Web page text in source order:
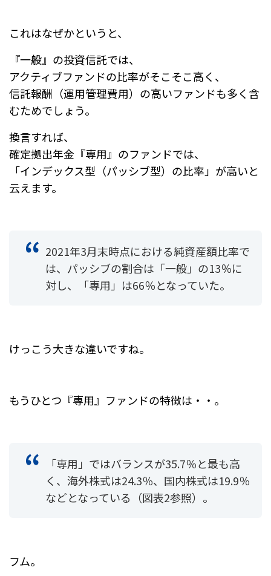
これはなぜかというと、
『一般』の投資信託では、
アクティブファンドの比率がそこそこ高く、
信託報酬（運用管理費用）の高いファンドも多く含
むためでしょう。
換言すれば、
確定拠出年金『専用』のファンドでは、
「インデックス型（パッシブ型）の比率」が高いと
云えます。
2021年3月末時点における純資産額比率で
は、パッシブの割合は「一般」の13％に
対し、「専用」は66％となっていた。
けっこう大きな違いですね。
もうひとつ『専用』ファンドの特徴は・・。
「専用」ではバランスが35.7％と最も高
く、海外株式は24.3％、国内株式は19.9％
などとなっている（図表2参照）。
フム。